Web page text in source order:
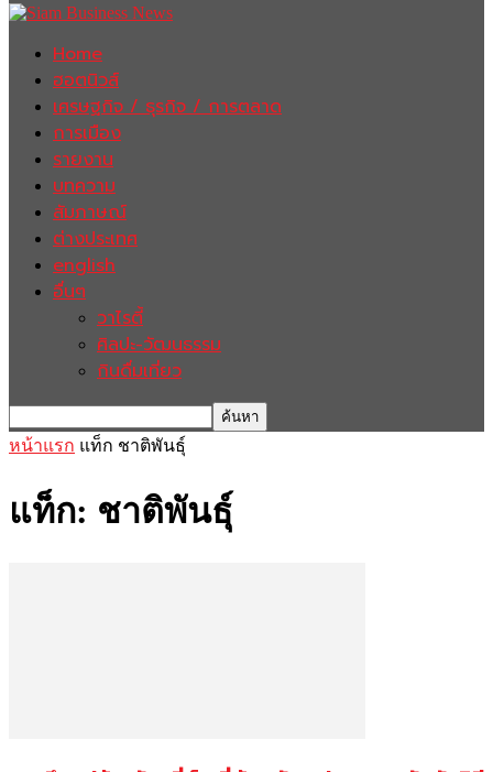
Home
ฮอตนิวส์
เศรษฐกิจ / ธุรกิจ / การตลาด
การเมือง
รายงาน
บทความ
สัมภาษณ์
ต่างประเทศ
english
อื่นๆ
วาไรตี้
ศิลปะ-วัฒนธรรม
กินดื่มเที่ยว
หน้าแรก แท็ก ชาติพันธ์ุ
แท็ก: ชาติพันธ์ุ